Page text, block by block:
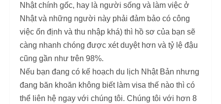
Nhật chính gốc, hay là người sống và làm việc ở
Nhật và những người này phải đảm bảo có công
việc ổn định và thu nhập khá) thì hồ sơ của bạn sẽ
càng nhanh chóng được xét duyệt hơn và tỷ lệ đậu
cũng gần như trên 98%.
Nếu bạn đang có kế hoạch du lịch Nhật Bản nhưng
đang băn khoăn không biết làm visa thế nào thì có
thể liên hệ ngay với chúng tôi. Chúng tôi với hơn 8